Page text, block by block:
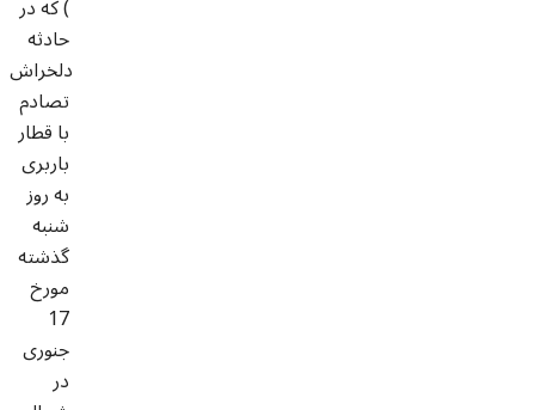
حادثه
دلخراش
تصادم
با قطار
باربری
به روز
شنبه
گذشته
مورخ
17
جنوری
در